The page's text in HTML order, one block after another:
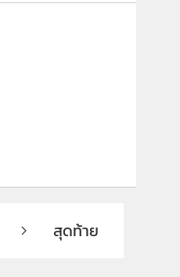
สุดท้าย